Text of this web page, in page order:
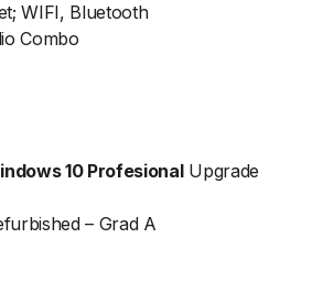
WIFI, Bluetooth
Combo
10 ProfesionalUpgrade
– Grad A